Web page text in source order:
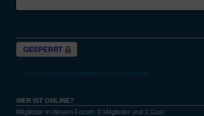
Thema gesperrt
Zurück zu Kommunikation nach Osteuropa
WER IST ONLINE?
Mitglieder in diesem Forum: 0 Mitglieder und 1 Gast